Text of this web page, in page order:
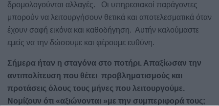
δρομολογούνται αλλαγές.
Οι υπηρεσιακοί παράγοντες
μπορούν να λειτουργήσουν θετικά και αποτελεσματικά όταν
έχουν σαφή εικόνα και καθοδήγηση. Αυτήν καλούμαστε
εμείς να την δώσουμε και φέρουμε ευθύνη.
Σήμερα ήταν η σταγόνα στο ποτήρι. Απαξίωσαν την
αντιπολίτευση που θέτει προβληματισμούς και
προτάσεις όλους τους μήνες που λειτουργούμε.
Νομίζουν ότι «αξιώνονται »με την συμπεριφορά τους;